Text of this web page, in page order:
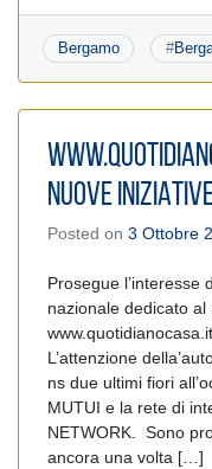
Bergamo #
NUOVE
Posted on 3 Ottobre
Prosegue l’interesse
nazionale dedicato
L’attenzione
ns due ultimi fiori
MUTUI e la rete di
NETWORK. Sono
ancora una volta […]